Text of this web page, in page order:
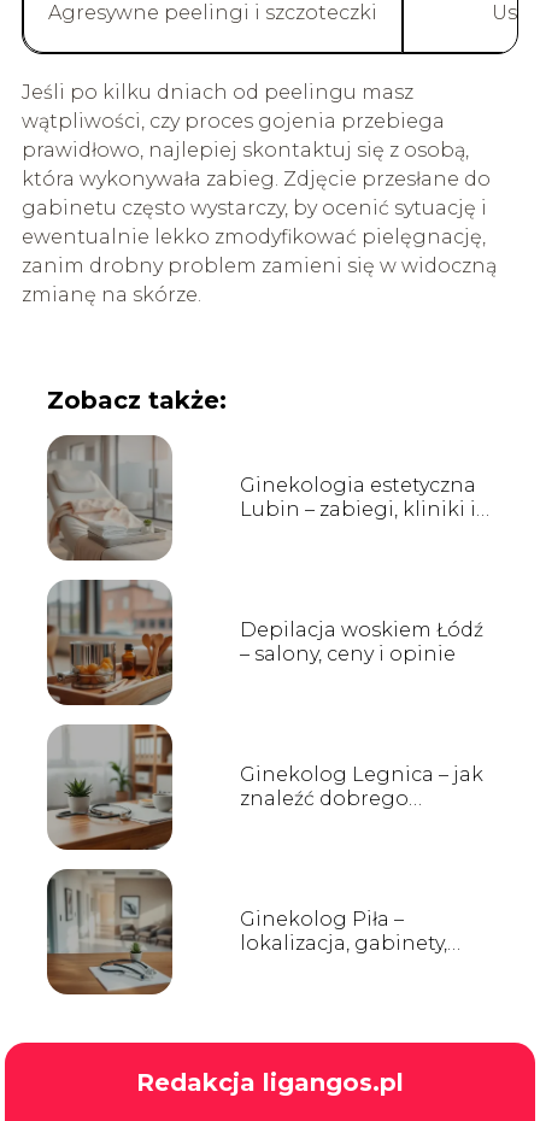
Agresywne peelingi i szczoteczki
Jeśli po kilku dniach od peelingu masz
wątpliwości, czy proces gojenia przebiega
prawidłowo, najlepiej skontaktuj się z osobą,
która wykonywała zabieg. Zdjęcie przesłane do
gabinetu często wystarczy, by ocenić sytuację i
ewentualnie lekko zmodyfikować pielęgnację,
zanim drobny problem zamieni się w widoczną
zmianę na skórze.
Zobacz także:
Ginekologia estetyczna
Lubin – zabiegi, kliniki i
Depilacja woskiem Łódź
– salony, ceny i opinie
Ginekolog Legnica – jak
znaleźć dobrego
Ginekolog Piła –
lokalizacja, gabinety,
Redakcja ligangos.pl